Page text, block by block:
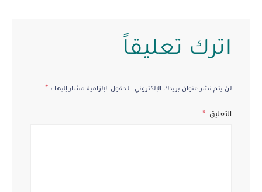
اترك تعليقاً
لن يتم نشر عنوان بريدك الإلكتروني. الحقول الإلزامية مشار إليها بـ *
التعليق